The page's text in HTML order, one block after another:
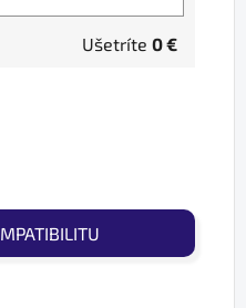
Ušetríte 0 €